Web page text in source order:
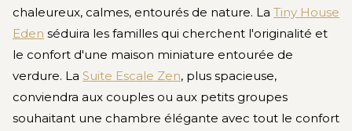
chaleureux, calmes, entourés de nature. La Tiny House
Eden séduira les familles qui cherchent l'originalité et
le confort d'une maison miniature entourée de
verdure. La Suite Escale Zen, plus spacieuse,
conviendra aux couples ou aux petits groupes
souhaitant une chambre élégante avec tout le confort